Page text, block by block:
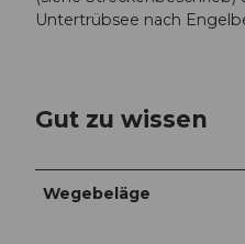
Untertrübsee nach
Gut zu wissen
Wegebeläge